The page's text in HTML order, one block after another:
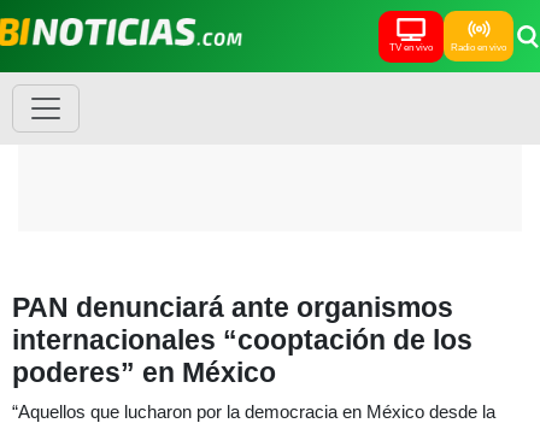
TV en vivo Radio en vivo
PAN denunciará ante organismos
internacionales “cooptación de los
poderes” en México
“Aquellos que lucharon por la democracia en México desde la